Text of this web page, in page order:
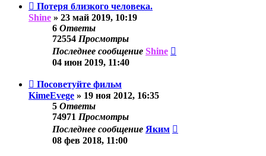
Потеря близкого человека.
Shine » 23 май 2019, 10:19
6 Ответы
72554 Просмотры
Последнее сообщение Shine
04 июн 2019, 11:40
Посоветуйте фильм
KimeEvege » 19 ноя 2012, 16:35
5 Ответы
74971 Просмотры
Последнее сообщение Яким
08 фев 2018, 11:00